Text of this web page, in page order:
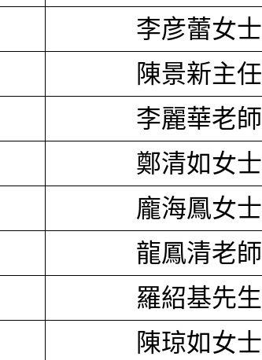
李彦蕾女士
陳景新主任
李麗華老師
鄭清如女士
龐海鳳女士
龍鳳清老師
羅紹基先生
陳琼如女士